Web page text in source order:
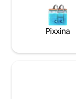
Pixxina